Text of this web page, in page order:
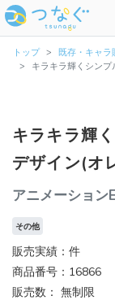
トップ
既存・キャラ
キラキラ輝くシンプ
キラキラ輝
デザイン(オ
アニメーション
その他
販売実績：件
商品番号：16866
販売数： 無制限